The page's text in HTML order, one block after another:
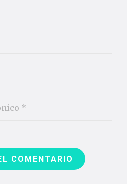
COMENTARIO